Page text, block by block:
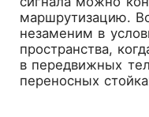
маршрутизацию.
незаменим в
пространства,
в передвижных
переносных